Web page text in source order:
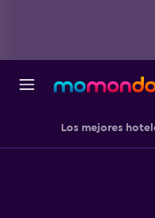
Los mejores